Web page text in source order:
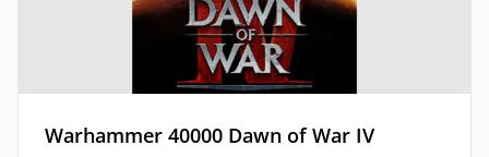
Warhammer 40000 Dawn of War IV